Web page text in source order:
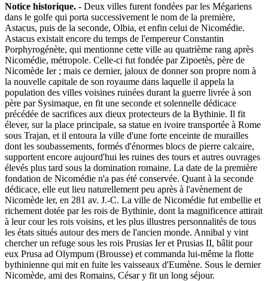
Notice historique. - Deux villes furent fondées par les Mégariens
dans le golfe qui porta successivement le nom de la première,
Astacus, puis de la seconde, Olbia, et enfin celui de Nicomédie.
Astacus existait encore du temps de l'empereur Constantin
Porphyrogénète, qui mentionne cette ville au quatrième rang après
Nicomédie, métropole. Celle-ci fut fondée par Zipoetès, père de
Nicomède Ier ; mais ce dernier, jaloux de donner son propre nom à
la nouvelle capitale de son royaume dans laquelle il appela la
population des villes voisines ruinées durant la guerre livrée à son
père par Sysimaque, en fit une seconde et solennelle dédicace
précédée de sacrifices aux dieux protecteurs de la Bythinie. Il fit
élever, sur la place principale, sa statue en ivoire transportée à Rome
sous Trajan, et il entoura la ville d'une forte enceinte de murailles
dont les soubassements, formés d'énormes blocs de pierre calcaire,
supportent encore aujourd'hui les ruines des tours et autres ouvrages
élevés plus tard sous la domination romaine. La date de la première
fondation de Nicomédie n'a pas été conservée. Quant à la seconde
dédicace, elle eut lieu naturellement peu après à l'avènement de
Nicomède ler, en 281 av. J.-C. La ville de Nicomédie fut embellie et
richement dotée par les rois de Bythinie, dont la magnificence attirait
à leur cour les rois voisins, et les plus illustres personnalités de tous
les états situés autour des mers de l'ancien monde. Annibal y vint
chercher un refuge sous les rois Prusias Ier et Prusias II, bâlit pour
eux Prusa ad Olympum (Brousse) et commanda lui-même la flotte
bythinienne qui mit en fuite les vaisseaux d'Eumène. Sous le dernier
Nicomède, ami des Romains, César y fit un long séjour.